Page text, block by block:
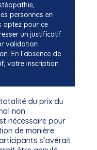
personnes en
optez pour ce
un justificatif
validation
En l’absence de
votre inscription
du prix du
non
nécessaire pour
de manière
s’avérait